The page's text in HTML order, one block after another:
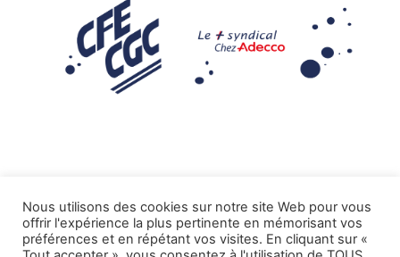
Mentions légales
Nous utilisons des cookies sur notre site Web pour vous
offrir l'expérience la plus pertinente en mémorisant vos
préférences et en répétant vos visites. En cliquant sur «